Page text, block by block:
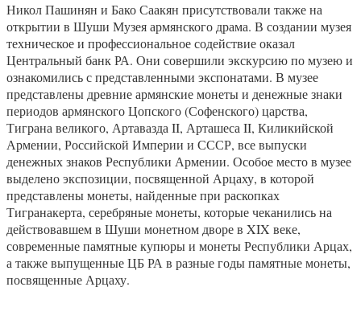
Никол Пашинян и Бако Саакян присутствовали также на
открытии в Шуши Музея армянского драма. В создании музея
техническое и профессиональное содействие оказал
Центральный банк РА. Они совершили экскурсию по музею и
ознакомились с представленными экспонатами. В музее
представлены древние армянские монеты и денежные знаки
периодов армянского Цопского (Софенского) царства,
Тиграна великого, Артавазда II, Арташеса II, Киликийской
Армении, Российской Империи и СССР, все выпуски
денежных знаков Республики Армении. Особое место в музее
выделено экспозиции, посвященной Арцаху, в которой
представлены монеты, найденные при раскопках
Тигранакерта, серебряные монеты, которые чеканились на
действовавшем в Шуши монетном дворе в XIX веке,
современные памятные купюры и монеты Республики Арцах,
а также выпущенные ЦБ РА в разные годы памятные монеты,
посвященные Арцаху.